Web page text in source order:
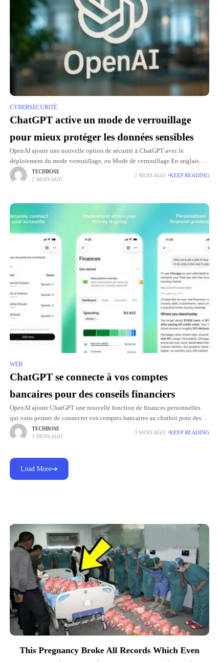
CYBERSÉCURITÉ
ChatGPT active un mode de verrouillage
pour mieux protéger les données sensibles
OpenAI ajoute une nouvelle option de sécurité à ChatGPT avec le
déploiement du mode verrouillage, ou Mode de verrouillage En anglais.
Cette fonctionnalité vise à mieux protéger les utilisateurs les
TECHBOSE
2 MOIS AGO
2 MOIS AGO KEEP READING
WEB
ChatGPT se connecte à vos comptes
bancaires pour des conseils financiers
OpenAI ajoute ChatGPT une nouvelle fonction de finances personnelles
qui vous permet de connecter vos comptes bancaires au chatbot pour des
conseils budgétaires plus précis. Le service fonctionne via Plaid
TECHBOSE
3 MOIS AGO
3 MOIS AGO KEEP READING
Load More
Top Picks for You
This Pregnancy Broke All Records Which Even